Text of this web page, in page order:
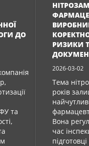
ДО
та
РИЗИКИ
2026-03-02
Тема
років
Вона
час